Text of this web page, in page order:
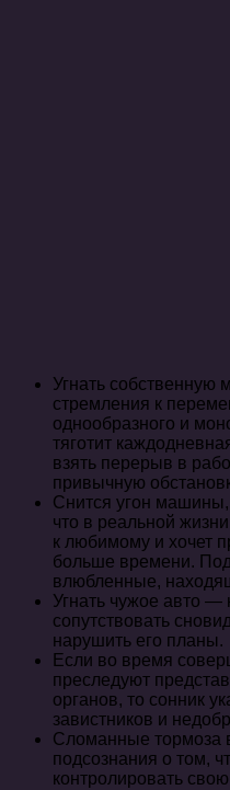
Угнать
стремления к
однообразного и
тяготит
взять перерыв в
привычную
Снится угон
что в реальной
к любимому и хочет
больше времени.
влюбленные,
Угнать чужое авто —
сопутствовать
нарушить его планы.
Если во время
преследуют
органов, то сонник
завистников и
Сломанные тормоза
подсознания о том,
контролировать